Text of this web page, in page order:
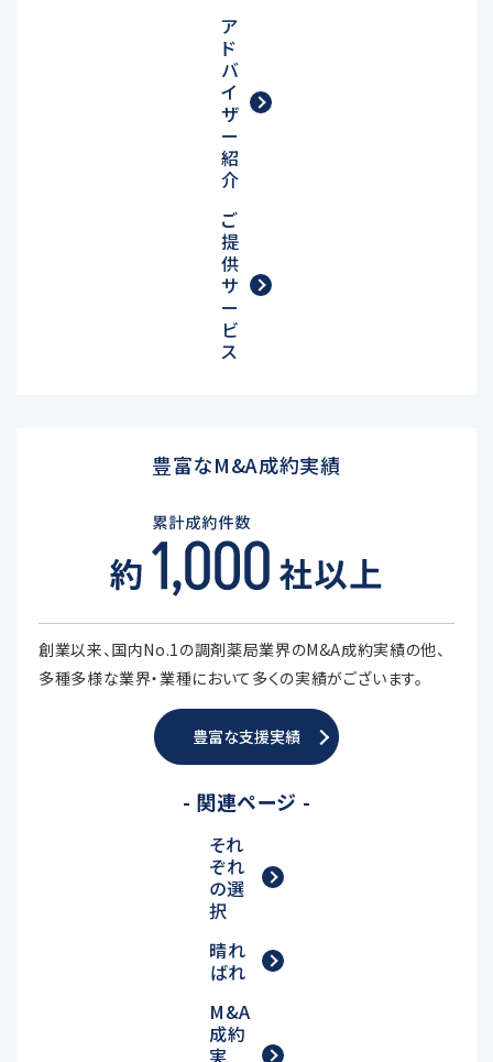
ア
ド
バ
イ
ザ
ー
紹
介
ご
提
供
サ
ー
ビ
ス
豊富なM&A成約実績
創業以来、国内No.1の調剤薬局業界のM&A成約実績の他、
多種多様な業界・業種において多くの実績がございます。
豊富な支援実績
- 関連ページ -
それ
ぞれ
の選
択
晴れ
ばれ
M&A
成約
実